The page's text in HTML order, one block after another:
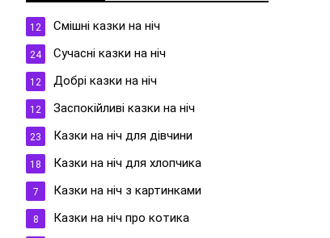
Cмішні казки на ніч
12
Cучасні казки на ніч
24
Добрі казки на ніч
12
Заспокійливі казки на ніч
12
Казки на ніч для дівчини
23
Казки на ніч для хлопчика
18
Казки на ніч з картинками
7
Казки на ніч про котика
8